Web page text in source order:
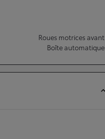
Roues motrices avant
Boîte automatique